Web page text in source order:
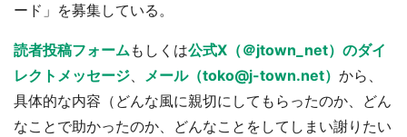
ード」を募集している。
読者投稿フォームもしくは公式X（＠jtown_net）のダイ
レクトメッセージ、 メール（toko@j-town.net） から、
具体的な内容（どんな風に親切にしてもらったのか、どん
なことで助かったのか、どんなことをしてしまい謝りたい